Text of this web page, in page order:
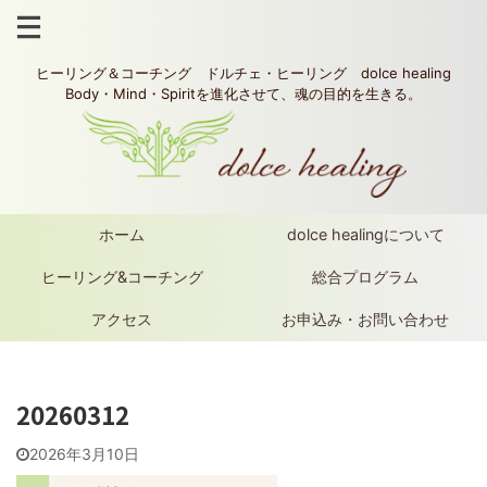
ヒーリング＆コーチング ドルチェ・ヒーリング dolce healing
Body・Mind・Spiritを進化させて、魂の目的を生きる。
ホーム dolce healingについて
ヒーリング&コーチング 総合プログラム
アクセス お申込み・お問い合わせ
20260312
2026年3月10日